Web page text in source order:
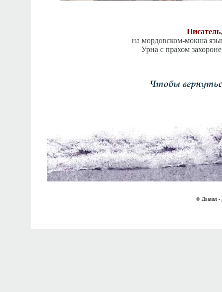
Писатель
на мордовском-мокша
Урна с прахом
© Двамал -